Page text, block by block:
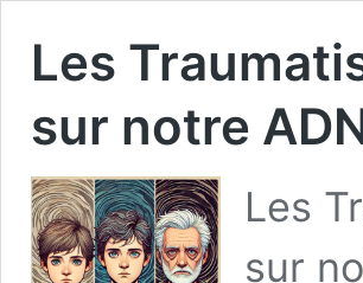
Les
sur notre
Les
sur